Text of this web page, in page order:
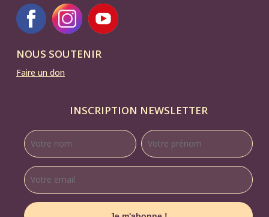
NOUS SOUTENIR
Faire un don
INSCRIPTION NEWSLETTER